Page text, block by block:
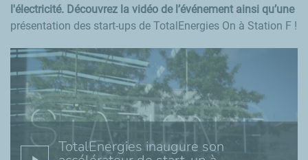
l'électricité. Découvrez la vidéo de l’événement ainsi qu’une
présentation des start-ups de TotalEnergies On à Station F !
TotalEnergies inaugure son